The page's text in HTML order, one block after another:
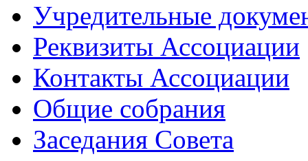
Учредительные
Реквизиты Ассоциации
Контакты Ассоциации
Общие собрания
Заседания Совета